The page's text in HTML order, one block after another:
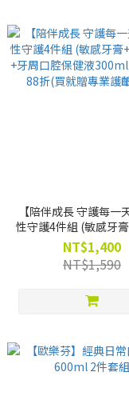
【陪伴成長 守護每一
性守護4件組 (敏感牙
劑 +牙周口腔保健液
限時88折(買就贈專業
NT$1,400
NT$1,590